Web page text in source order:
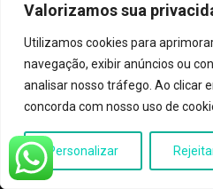
Valorizamos sua
Utilizamos cookies para
navegação, exibir anúncios ou
analisar nosso tráfego. Ao clicar
concorda com nosso uso de
Personalizar
18 de junho de 2026
AUTOMAÇÃO
COM API OFICIAL
Leia mais